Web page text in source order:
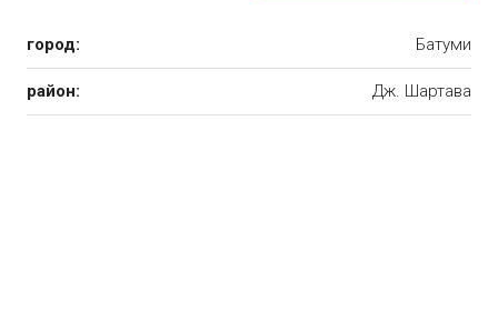
город: Батуми
район: Дж. Шартава